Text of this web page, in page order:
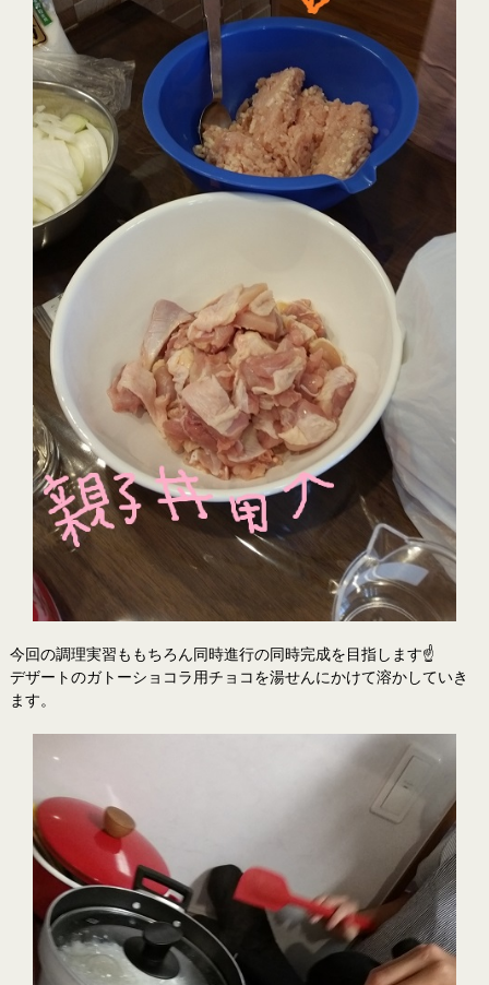
今回の調理実習ももちろん同時進行の同時完成を目指します☝
デザートのガトーショコラ用チョコを湯せんにかけて溶かしていき
ます。